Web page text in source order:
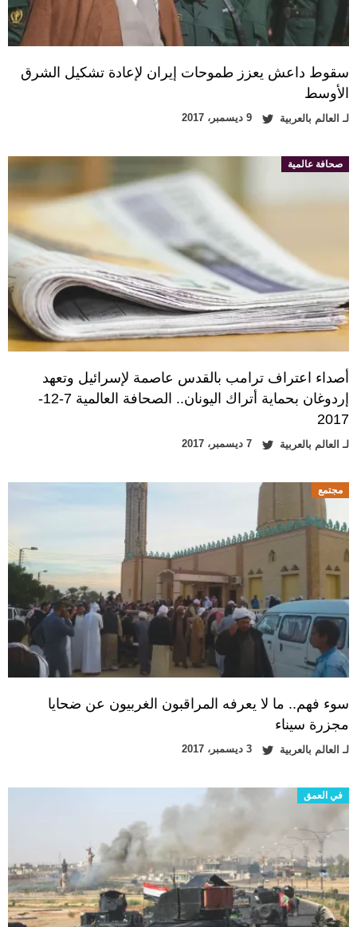
سقوط داعش يعزز طموحات إيران لإعادة تشكيل الشرق
الأوسط
لـ العالم بالعربية 9 ديسمبر، 2017
صحافة عالمية
أصداء اعتراف ترامب بالقدس عاصمة لإسرائيل وتعهد
إردوغان بحماية أتراك اليونان.. الصحافة العالمية 7-12-
2017
لـ العالم بالعربية 7 ديسمبر، 2017
مجتمع
سوء فهم.. ما لا يعرفه المراقبون الغربيون عن ضحايا
مجزرة سيناء
لـ العالم بالعربية 3 ديسمبر، 2017
في العمق